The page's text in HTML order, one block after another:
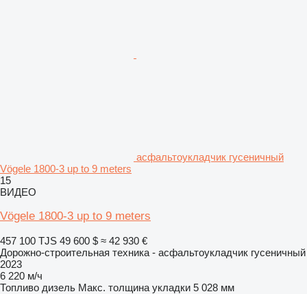
асфальтоукладчик гусеничный
Vögele 1800-3 up to 9 meters
15
ВИДЕО
Vögele 1800-3 up to 9 meters
457 100 TJS 49 600 $ ≈ 42 930 €
Дорожно-строительная техника - асфальтоукладчик гусеничный
2023
6 220 м/ч
Топливо дизель Макс. толщина укладки 5 028 мм